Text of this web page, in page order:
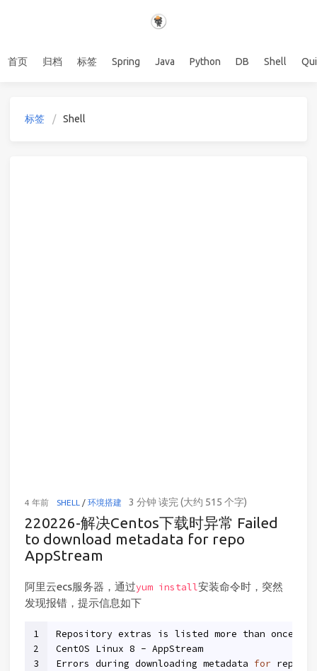
首页 归档 标签 Spring Java Python DB Shell
标签 Shell
4 年前 SHELL / 环境搭建 3 分钟 读完 (大约 515 个字)
220226-解决Centos下载时异常 Failed
to download metadata for repo
AppStream
阿里云ecs服务器，通过yum install安装命令时，突然
发现报错，提示信息如下
1
2
3
Repository extras is listed more than once
CentOS Linux 8 - AppStream
Errors during downloading metadata for